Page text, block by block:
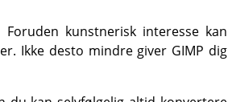
kunstnerisk interesse kan
Ikke desto mindre giver GIMP dig